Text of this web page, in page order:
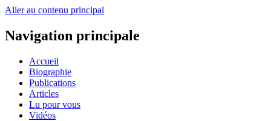
Aller au contenu principal
Navigation principale
Accueil
Biographie
Publications
Articles
Lu pour vous
Vidéos